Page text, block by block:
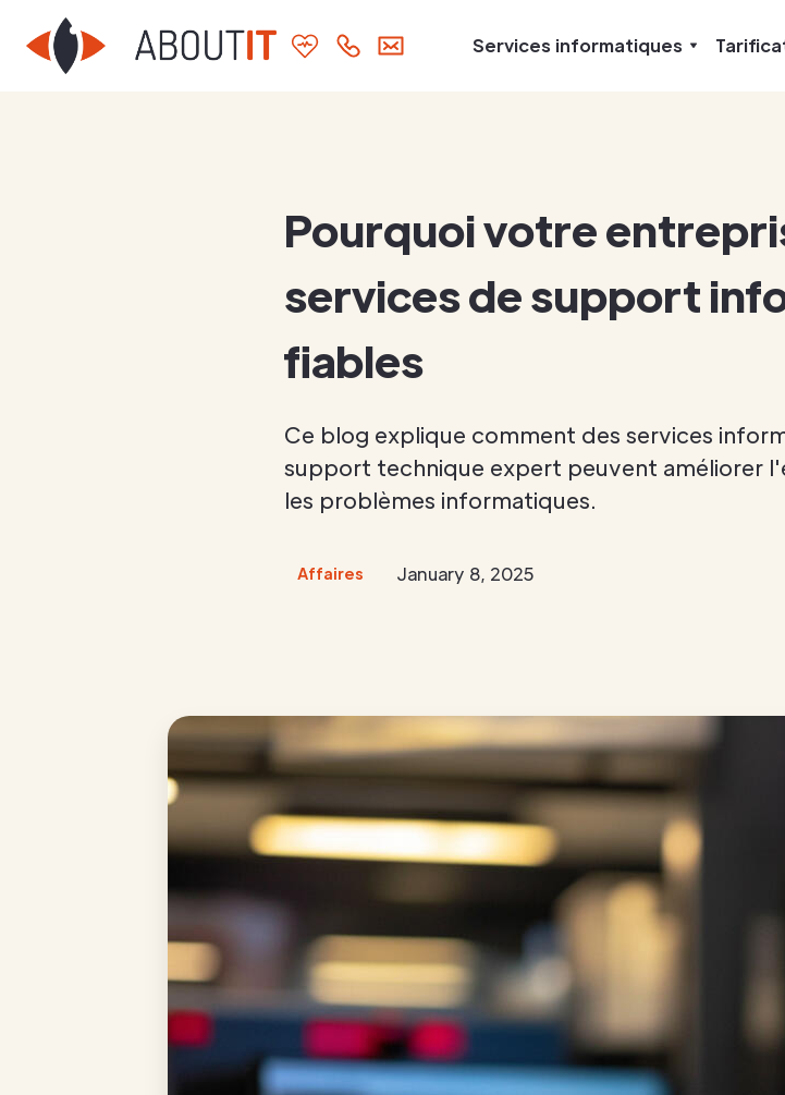
Services informatiques
Pourquoi votre
services de support
fiables
Ce blog explique comment des services
support technique expert peuvent améliorer
les problèmes informatiques.
Affaires January 8, 2025